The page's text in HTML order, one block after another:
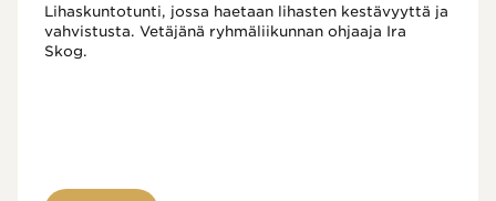
Lihaskuntotunti, jossa haetaan lihasten kestävyyttä ja
vahvistusta. Vetäjänä ryhmäliikunnan ohjaaja Ira
Skog.